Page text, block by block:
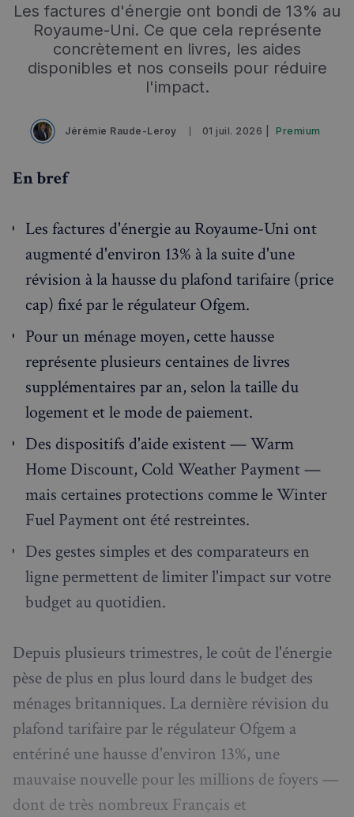
Visites guidées
Événements à venir
Les factures d'énergie ont bondi de 13% au
Royaume-Uni. Ce que cela représente
concrètement en livres, les aides
disponibles et nos conseils pour réduire
l'impact.
Jérémie Raude-Leroy 01 juil. 2026 | Premium
En bref
Les factures d'énergie au Royaume-Uni ont
augmenté d'environ 13% à la suite d'une
révision à la hausse du plafond tarifaire (price
cap) fixé par le régulateur Ofgem.
Pour un ménage moyen, cette hausse
représente plusieurs centaines de livres
supplémentaires par an, selon la taille du
logement et le mode de paiement.
Des dispositifs d'aide existent — Warm
Home Discount, Cold Weather Payment —
mais certaines protections comme le Winter
Fuel Payment ont été restreintes.
Des gestes simples et des comparateurs en
ligne permettent de limiter l'impact sur votre
budget au quotidien.
Depuis plusieurs trimestres, le coût de l'énergie
pèse de plus en plus lourd dans le budget des
ménages britanniques. La dernière révision du
plafond tarifaire par le régulateur Ofgem a
entériné une hausse d'environ 13%, une
mauvaise nouvelle pour les millions de foyers —
dont de très nombreux Français et